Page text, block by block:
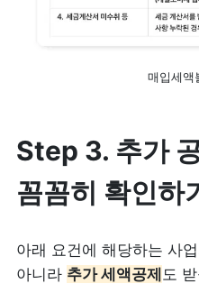
매입세액
Step 3. 추가
꼼꼼히 확인하
아래 요건에 해당하는 사
아니라 추가 세액공제 도